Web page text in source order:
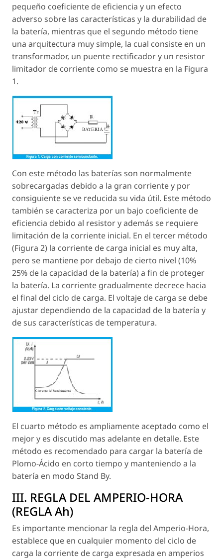
pequeño coeficiente de eficiencia y un efecto
adverso sobre las características y la durabilidad de
la batería, mientras que el segundo método tiene
una arquitectura muy simple, la cual consiste en un
transformador, un puente rectificador y un resistor
limitador de corriente como se muestra en la Figura
1.
Con este método las baterías son normalmente
sobrecargadas debido a la gran corriente y por
consiguiente se ve reducida su vida útil. Este método
también se caracteriza por un bajo coeficiente de
eficiencia debido al resistor y además se requiere
limitación de la corriente inicial. En el tercer método
(Figura 2) la corriente de carga inicial es muy alta,
pero se mantiene por debajo de cierto nivel (10%
25% de la capacidad de la batería) a fin de proteger
la batería. La corriente gradualmente decrece hacia
el final del ciclo de carga. El voltaje de carga se debe
ajustar dependiendo de la capacidad de la batería y
de sus características de temperatura.
El cuarto método es ampliamente aceptado como el
mejor y es discutido mas adelante en detalle. Este
método es recomendado para cargar la batería de
Plomo-Ácido en corto tiempo y manteniendo a la
batería en modo Stand By.
III. REGLA DEL AMPERIO-HORA
(REGLA Ah)
Es importante mencionar la regla del Amperio-Hora,
establece que en cualquier momento del ciclo de
carga la corriente de carga expresada en amperios